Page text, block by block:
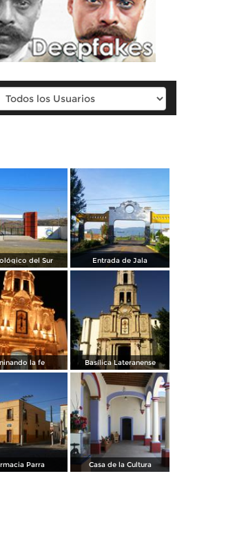
del Sur Entrada de Jala
la fe Basílica Lateranense
Parra Casa de la Cultura